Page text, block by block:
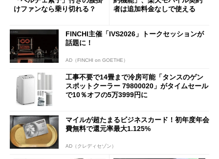
けファンなら乗り切れる？
者は追加料金なしで使える
FINCHI主催「IVS2026」トークセッションが
話題に！
AD（FINCHI on GOETHE）
工事不要で14畳まで冷房可能「タンスのゲン
スポットクーラー 79800020」がタイムセール
で10％オフの5万3999円に
マイルが超たまるビジネスカード！初年度年会
費無料で還元率最大1.125%
AD（クレディセゾン）